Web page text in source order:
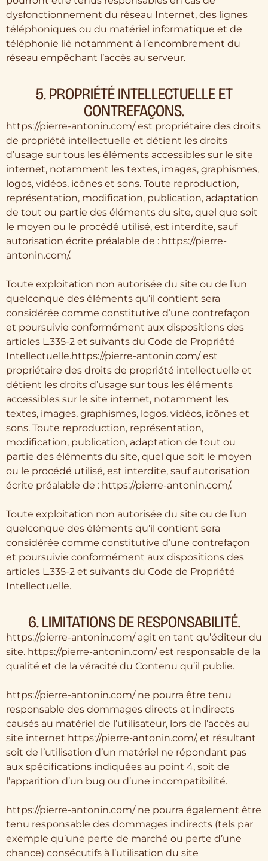
dysfonctionnement du réseau Internet, des lignes
téléphoniques ou du matériel informatique et de
téléphonie lié notamment à l’encombrement du
réseau empêchant l’accès au serveur.
5. PROPRIÉTÉ INTELLECTUELLE ET
CONTREFAÇONS.
https://pierre-antonin.com/ est propriétaire des droits
de propriété intellectuelle et détient les droits
d’usage sur tous les éléments accessibles sur le site
internet, notamment les textes, images, graphismes,
logos, vidéos, icônes et sons. Toute reproduction,
représentation, modification, publication, adaptation
de tout ou partie des éléments du site, quel que soit
le moyen ou le procédé utilisé, est interdite, sauf
autorisation écrite préalable de : https://pierre-
antonin.com/.
Toute exploitation non autorisée du site ou de l’un
quelconque des éléments qu’il contient sera
considérée comme constitutive d’une contrefaçon
et poursuivie conformément aux dispositions des
articles L.335-2 et suivants du Code de Propriété
Intellectuelle.https://pierre-antonin.com/ est
propriétaire des droits de propriété intellectuelle et
détient les droits d’usage sur tous les éléments
accessibles sur le site internet, notamment les
textes, images, graphismes, logos, vidéos, icônes et
sons. Toute reproduction, représentation,
modification, publication, adaptation de tout ou
partie des éléments du site, quel que soit le moyen
ou le procédé utilisé, est interdite, sauf autorisation
écrite préalable de : https://pierre-antonin.com/.
Toute exploitation non autorisée du site ou de l’un
quelconque des éléments qu’il contient sera
considérée comme constitutive d’une contrefaçon
et poursuivie conformément aux dispositions des
articles L.335-2 et suivants du Code de Propriété
Intellectuelle.
6. LIMITATIONS DE RESPONSABILITÉ.
https://pierre-antonin.com/ agit en tant qu’éditeur du
site. https://pierre-antonin.com/ est responsable de la
qualité et de la véracité du Contenu qu’il publie.
https://pierre-antonin.com/ ne pourra être tenu
responsable des dommages directs et indirects
causés au matériel de l’utilisateur, lors de l’accès au
site internet https://pierre-antonin.com/, et résultant
soit de l’utilisation d’un matériel ne répondant pas
aux spécifications indiquées au point 4, soit de
l’apparition d’un bug ou d’une incompatibilité.
https://pierre-antonin.com/ ne pourra également être
tenu responsable des dommages indirects (tels par
exemple qu’une perte de marché ou perte d’une
chance) consécutifs à l’utilisation du site